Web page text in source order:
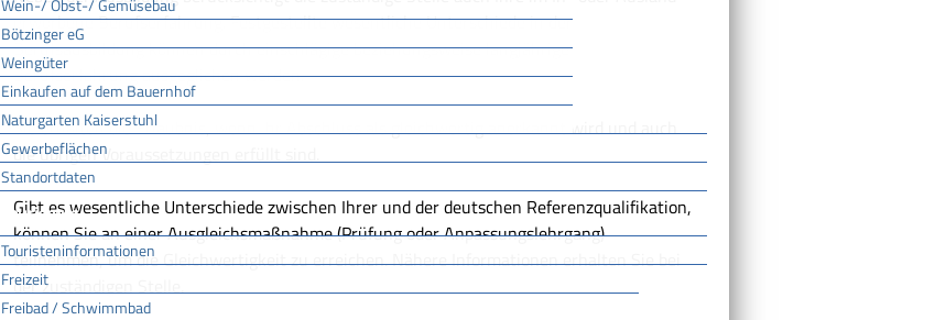
Wein-/ Obst-/ Gemüsebau
Bötzinger eG
Weingüter
Einkaufen auf dem Bauernhof
Naturgarten Kaiserstuhl
Gewerbeflächen
Standortdaten
Tourismus
Touristeninformationen
Freizeit
Freibad / Schwimmbad
erworbene Berufserfahrung. Festgestellte wesentliche Unterschiede in der
Berufsausbildung können durch einschlägige beziehungsweise langjährige
Berufserfahrung ausgeglichen werden.
Sie erhalten die Erlaubnis, wenn Ihr Abschluss als gleichwertig anerkannt wird und auch
die übrigen Voraussetzungen erfüllt sind.
Gibt es wesentliche Unterschiede zwischen Ihrer und der deutschen Referenzqualifikation,
können Sie an einer Ausgleichsmaßnahme (Prüfung oder Anpassungslehrgang)
teilnehmen, um die Gleichwertigkeit zu erreichen.Nähere Informationen erhalten Sie bei
der zuständigen Stelle.